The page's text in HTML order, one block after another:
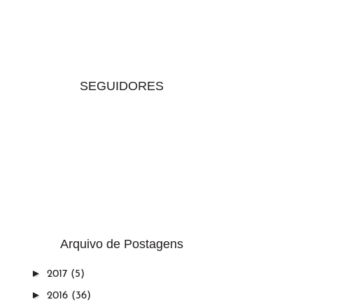
SEGUIDORES
Arquivo de Postagens
► 2017 (5)
► 2016 (36)